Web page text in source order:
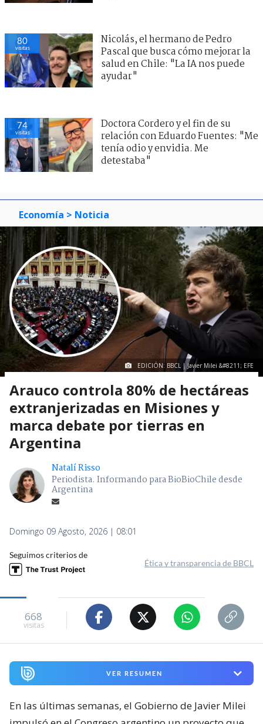
80
visitas
Nicolás, el hermano de Pedro
Pascal que busca cómo mejorar la
salud en Chile: "La IA nos puede
ayudar"
74
visitas
Doctora Cordero y el fin de su
relación con Eduardo Fuentes: "Me
tenía odio y envidia. Me
detestaba"
Economía > Noticia
EDICIÓN: BBCL | Javier Milei &#8211; EFE
Arauco controla 80% de hectáreas
extranjerizadas en Misiones y
marca debate por tierras en
Argentina
Natalí Risso
Periodista. Informando para BioBioChile desde
Argentina
Domingo 09 Agosto, 2026 | 08:01
Seguimos criterios de
Ética y transparencia de BBCL
668
visitas
VER RESUMEN
En las últimas semanas, el Gobierno de Javier Milei